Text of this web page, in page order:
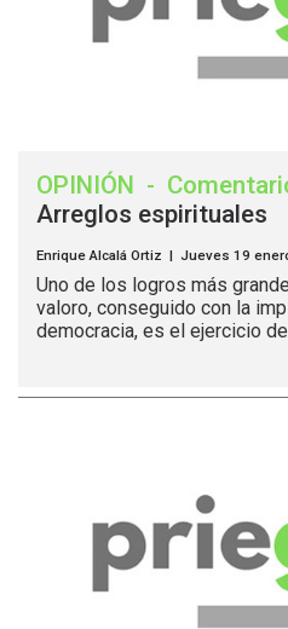
OPINIÓN -
Arreglos espirituales
Enrique Alcalá Ortiz | Jueves 19
Uno de los logros más
valoro, conseguido con la
democracia, es el ejercicio